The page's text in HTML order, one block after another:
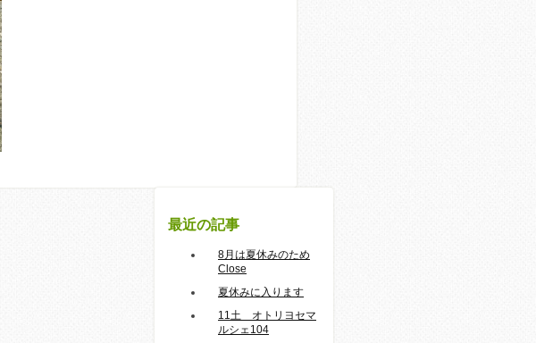
最近の記事
8月は夏休みのため
Close
夏休みに入ります
11土 オトリヨセマ
ルシェ104